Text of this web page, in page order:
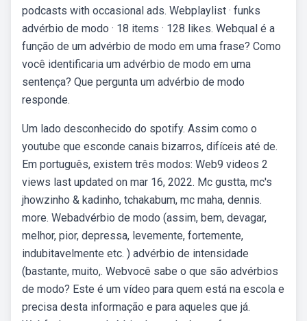
podcasts with occasional ads. Webplaylist · funks
advérbio de modo · 18 items · 128 likes. Webqual é a
função de um advérbio de modo em uma frase? Como
você identificaria um advérbio de modo em uma
sentença? Que pergunta um advérbio de modo
responde.
Um lado desconhecido do spotify. Assim como o
youtube que esconde canais bizarros, difíceis até de.
Em português, existem três modos: Web9 videos 2
views last updated on mar 16, 2022. Mc gustta, mc's
jhowzinho & kadinho, tchakabum, mc maha, dennis.
more. Webadvérbio de modo (assim, bem, devagar,
melhor, pior, depressa, levemente, fortemente,
indubitavelmente etc. ) advérbio de intensidade
(bastante, muito,. Webvocê sabe o que são advérbios
de modo? Este é um vídeo para quem está na escola e
precisa desta informação e para aqueles que já.